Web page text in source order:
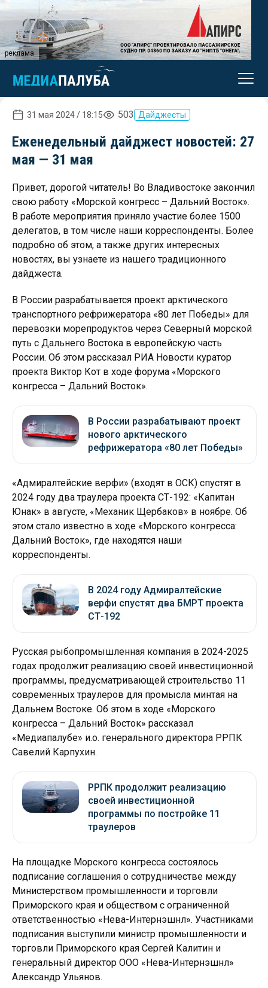
реклама
31 мая 2024 / 18:15 503 Дайджесты
Еженедельный дайджест новостей: 27
мая — 31 мая
Привет, дорогой читатель! Во Владивостоке закончил
свою работу «Морской конгресс – Дальний Восток».
В работе мероприятия приняло участие более 1500
делегатов, в том числе наши корреспонденты. Более
подробно об этом, а также других интересных
новостях, вы узнаете из нашего традиционного
дайджеста.
В России разрабатывается проект арктического
транспортного рефрижератора «80 лет Победы» для
перевозки морепродуктов через Северный морской
путь с Дальнего Востока в европейскую часть
России. Об этом рассказал РИА Новости куратор
проекта Виктор Кот в ходе форума «Морского
конгресса – Дальний Восток».
В России разрабатывают проект
нового арктического
рефрижератора «80 лет Победы»
«Адмиралтейские верфи» (входят в ОСК) спустят в
2024 году два траулера проекта СТ-192: «Капитан
Юнак» в августе, «Механик Щербаков» в ноябре. Об
этом стало известно в ходе «Морского конгресса:
Дальний Восток», где находятся наши
корреспонденты.
В 2024 году Адмиралтейские
верфи спустят два БМРТ проекта
СТ-192
Русская рыбопромышленная компания в 2024-2025
годах продолжит реализацию своей инвестиционной
программы, предусматривающей строительство 11
современных траулеров для промысла минтая на
Дальнем Востоке. Об этом в ходе «Морского
конгресса – Дальний Восток» рассказал
«Медиапалубе» и.о. генерального директора РРПК
Савелий Карпухин.
РРПК продолжит реализацию
своей инвестиционной
программы по постройке 11
траулеров
На площадке Морского конгресса состоялось
подписание соглашения о сотрудничестве между
Министерством промышленности и торговли
Приморского края и обществом с ограниченной
ответственностью «Нева-Интернэшнл». Участниками
подписания выступили министр промышленности и
торговли Приморского края Сергей Калитин и
генеральный директор ООО «Нева-Интернэшнл»
Александр Ульянов.